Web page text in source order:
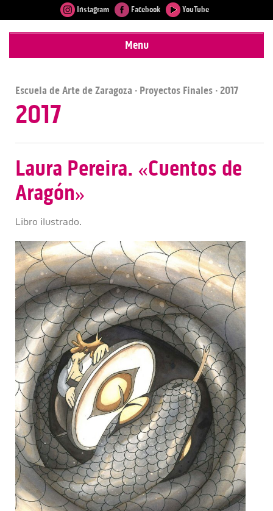
Instagram Facebook YouTube
Menu
Escuela de Arte de Zaragoza · Proyectos Finales · 2017
2017
Laura Pereira. «Cuentos de
Aragón»
Libro ilustrado.